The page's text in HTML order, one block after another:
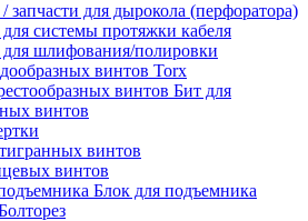
запчасти для дырокола (перфоратора)
системы протяжки кабеля
для шлифования/полировки
винтов Torx
Бит для
винтов
винтов
винтов
Блок для подъемника